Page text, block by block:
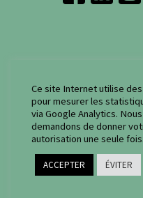
© Copyright
Ce site Internet utilise
pour mesurer les
via Google Analytics.
demandons de donner
autorisation une seule fois.
ACCEPTER ÉVITER